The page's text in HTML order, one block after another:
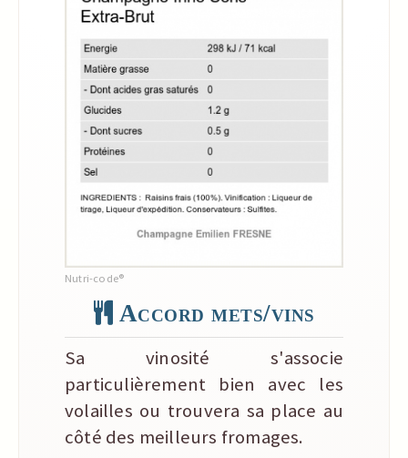
Nutri-code®
Accord mets/vins
Sa vinosité s'associe
particulièrement bien avec les
volailles ou trouvera sa place au
côté des meilleurs fromages.